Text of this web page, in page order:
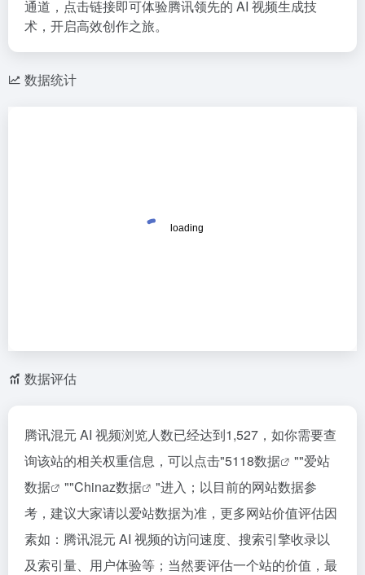
通道，点击链接即可体验腾讯领先的 AI 视频生成技
术，开启高效创作之旅。
数据统计
数据评估
腾讯混元 AI 视频浏览人数已经达到1,527，如你需要查
询该站的相关权重信息，可以点击"5118数据 ""爱站
数据
""Chinaz数据
"进入；以目前的网站数据参
考，建议大家请以爱站数据为准，更多网站价值评估因
素如：腾讯混元 AI 视频的访问速度、搜索引擎收录以
及索引量、用户体验等；当然要评估一个站的价值，最